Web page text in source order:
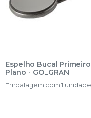
Espelho Bucal Primeiro
Plano - GOLGRAN
Embalagem com 1 unidade